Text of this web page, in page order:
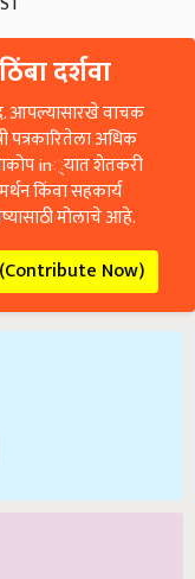
दर्शवा
आपल्यासारखे वाचक
पत्रकारितेला अधिक
in्यात शेतकरी
किंवा सहकार्य
मोलाचे आहे.
Now)